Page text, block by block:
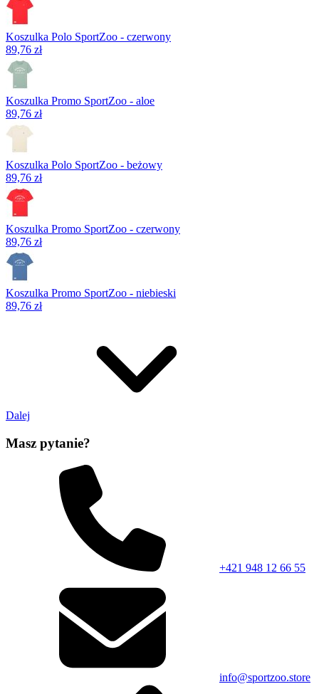
Koszulka Polo SportZoo - czerwony
89,76 zł
Koszulka Promo SportZoo - aloe
89,76 zł
Koszulka Polo SportZoo - beżowy
89,76 zł
Koszulka Promo SportZoo - czerwony
89,76 zł
Koszulka Promo SportZoo - niebieski
89,76 zł
Dalej
Masz pytanie?
+421 948 12 66 55
info@sportzoo.store